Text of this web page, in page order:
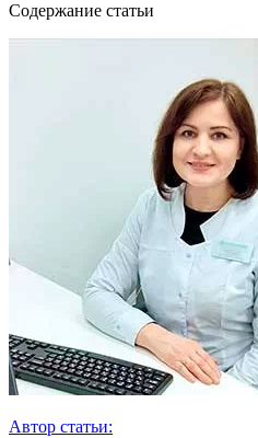
Cодержание статьи
Автор статьи: